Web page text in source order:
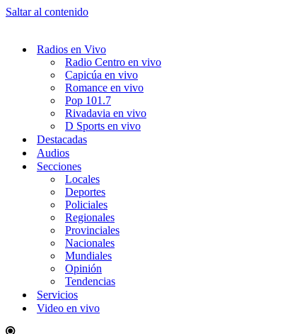
Saltar al contenido
Radios en Vivo
Radio Centro en vivo
Capicúa en vivo
Romance en vivo
Pop 101.7
Rivadavia en vivo
D Sports en vivo
Destacadas
Audios
Secciones
Locales
Deportes
Policiales
Regionales
Provinciales
Nacionales
Mundiales
Opinión
Tendencias
Servicios
Video en vivo